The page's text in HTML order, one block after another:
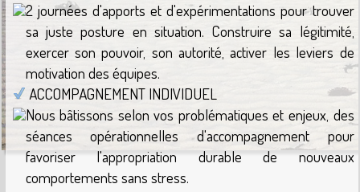
2 journées d'apports et d'expérimentations pour trouver
sa juste posture en situation. Construire sa légitimité,
exercer son pouvoir, son autorité, activer les leviers de
motivation des équipes.
ACCOMPAGNEMENT INDIVIDUEL
Nous bâtissons selon vos problématiques et enjeux, des
séances opérationnelles d'accompagnement pour
favoriser l'appropriation durable de nouveaux
comportements sans stress.